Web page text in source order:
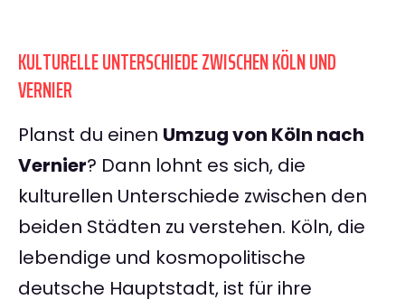
KULTURELLE UNTERSCHIEDE ZWISCHEN KÖLN UND
VERNIER
Planst du einen Umzug von Köln nach
Vernier? Dann lohnt es sich, die
kulturellen Unterschiede zwischen den
beiden Städten zu verstehen. Köln, die
lebendige und kosmopolitische
deutsche Hauptstadt, ist für ihre